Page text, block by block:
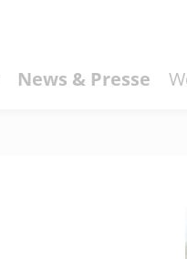
News & Presse